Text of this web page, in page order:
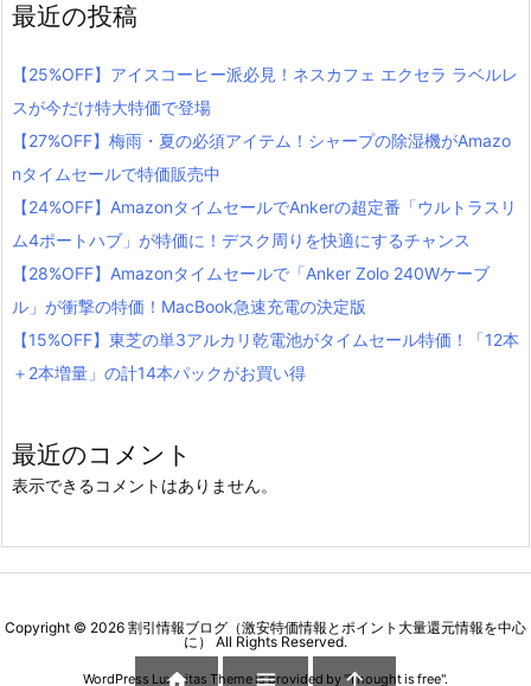
最近の投稿
【25%OFF】アイスコーヒー派必見！ネスカフェ エクセラ ラベルレ
スが今だけ特大特価で登場
【27%OFF】梅雨・夏の必須アイテム！シャープの除湿機がAmazo
nタイムセールで特価販売中
【24%OFF】AmazonタイムセールでAnkerの超定番「ウルトラスリ
ム4ポートハブ」が特価に！デスク周りを快適にするチャンス
【28%OFF】Amazonタイムセールで「Anker Zolo 240Wケーブ
ル」が衝撃の特価！MacBook急速充電の決定版
【15%OFF】東芝の単3アルカリ乾電池がタイムセール特価！「12本
＋2本増量」の計14本パックがお買い得
最近のコメント
表示できるコメントはありません。
Copyright © 2026 割引情報ブログ（激安特価情報とポイント大量還元情報を中心
に）
All Rights Reserved.
WordPress Luxeritas Theme is provided by "Thought is free".
  